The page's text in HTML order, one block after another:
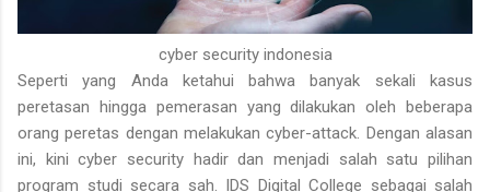
cyber security indonesia
Seperti yang Anda ketahui bahwa banyak sekali kasus
peretasan hingga pemerasan yang dilakukan oleh beberapa
orang peretas dengan melakukan cyber-attack. Dengan alasan
ini, kini cyber security hadir dan menjadi salah satu pilihan
program studi secara sah. IDS Digital College sebagai salah